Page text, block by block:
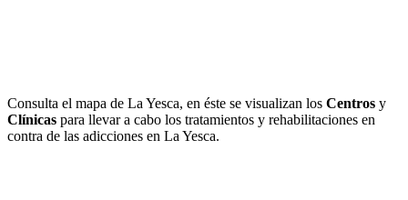
Consulta el mapa de La Yesca, en éste se visualizan los Centros y
Clínicas para llevar a cabo los tratamientos y rehabilitaciones en
contra de las adicciones en La Yesca.